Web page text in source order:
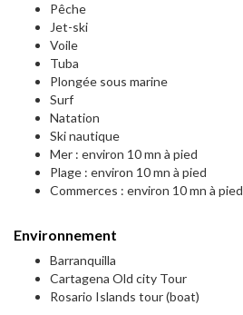
Pêche
Jet-ski
Voile
Tuba
Plongée sous marine
Surf
Natation
Ski nautique
Mer : environ 10 mn à pied
Plage : environ 10 mn à pied
Commerces : environ 10 mn à pied
Environnement
Barranquilla
Cartagena Old city Tour
Rosario Islands tour (boat)